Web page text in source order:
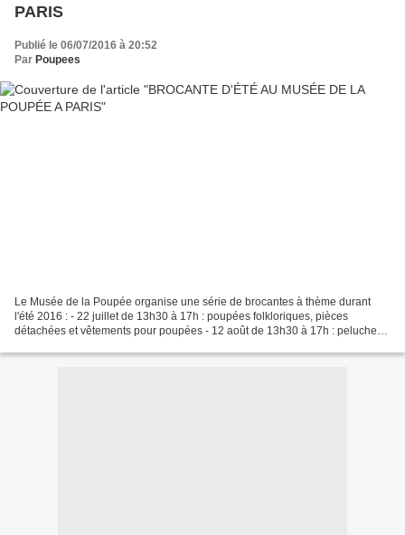
PARIS
Publié le 06/07/2016 à 20:52
Par Poupees
Le Musée de la Poupée organise une série de brocantes à thème durant
l'été 2016 : - 22 juillet de 13h30 à 17h : poupées folkloriques, pièces
détachées et vêtements pour poupées - 12 août de 13h30 à 17h : peluches -